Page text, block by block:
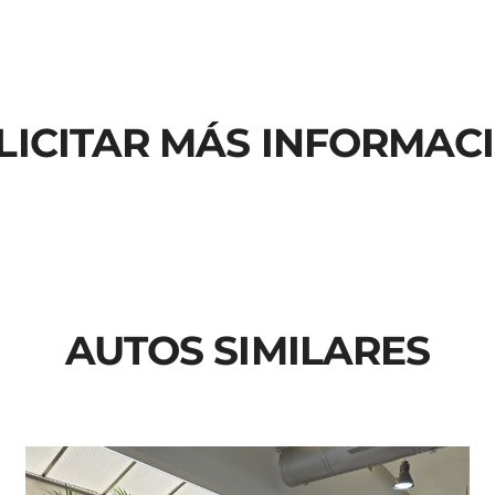
MÁS
AUTOS SIMILARES